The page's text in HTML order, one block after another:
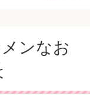
ンなお